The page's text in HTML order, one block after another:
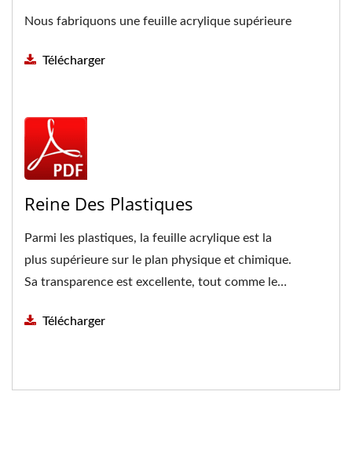
Nous fabriquons une feuille acrylique supérieure
Télécharger
Reine Des Plastiques
Parmi les plastiques, la feuille acrylique est la
plus supérieure sur le plan physique et chimique.
Sa transparence est excellente, tout comme le
Télécharger